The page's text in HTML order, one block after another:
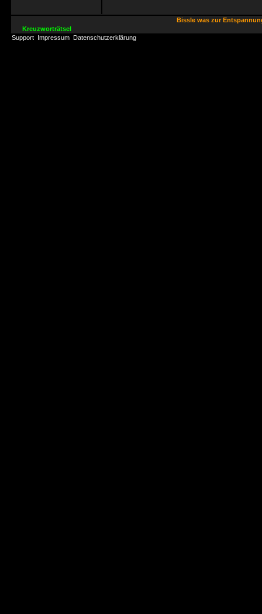
Bissle was zur
Kreuzworträtsel
Support Impressum Datenschutzerklärung